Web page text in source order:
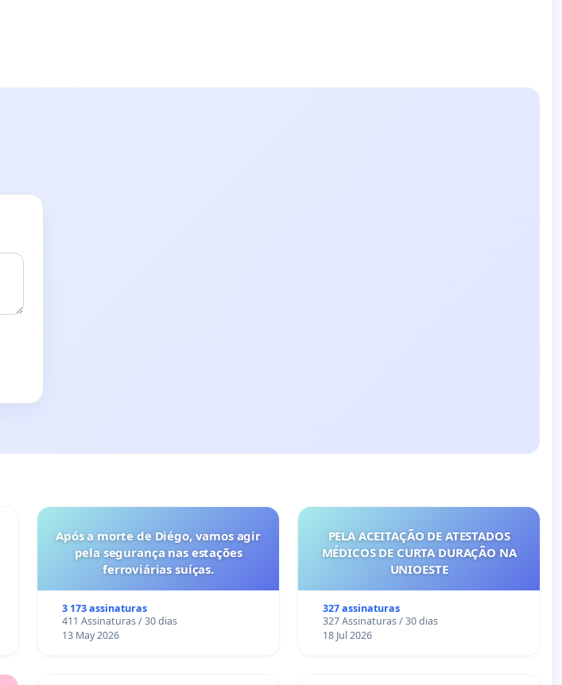
Após a morte de Diégo, vamos agir
pela segurança nas estações
ferroviárias suíças.
3 173 assinaturas
411 Assinaturas / 30 dias
13 May 2026
PELA ACEITAÇÃO DE ATESTADOS
MÉDICOS DE CURTA DURAÇÃO NA
UNIOESTE
327 assinaturas
327 Assinaturas / 30 dias
18 Jul 2026